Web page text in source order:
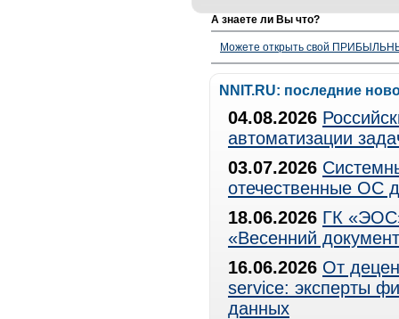
А знаете ли Вы что?
Можете открыть свой
NNIT.RU: последние
04.08.2026
автоматизации
03.07.2026
отечественные ОС
18.06.2026 ГК
«Весенний
16.06.2026 От
service: эксперты
данных